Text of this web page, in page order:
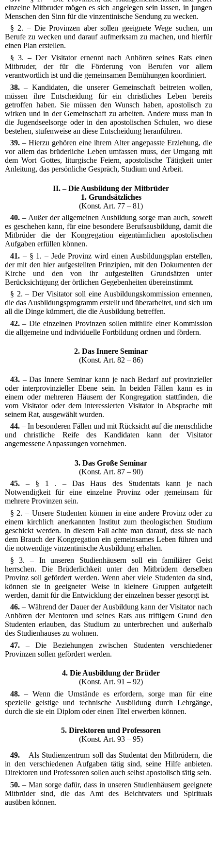
einzelne Mitbruder mögen es sich angelegen sein lassen, in jungen
Menschen den Sinn für die vinzentinische Sendung zu wecken.
§ 2. – Die Provinzen aber sollen geeignete Wege suchen, um
Berufe zu wecken und darauf aufmerksam zu machen, und hierfür
einen Plan erstellen.
§ 3. – Der Visitator ernennt nach Anhören seines Rats einen
Mitbruder, der für die Förderung von Berufen vor allem
verantwortlich ist und die gemeinsamen Bemühungen koordiniert.
38.– Kandidaten, die unserer Gemeinschaft beitreten wollen,
müssen ihre Entscheidung für ein christliches Leben bereits
getroffen haben. Sie müssen den Wunsch haben, apostolisch zu
wirken und in der Gemeinschaft zu arbeiten. Andere muss man in
die Jugendseelsorge oder in den apostolischen Schulen, wo diese
bestehen, stufenweise an diese Entscheidung heranführen.
39.– Hierzu gehören eine ihrem Alter angepasste Erziehung, die
vor allem das brüderliche Leben umfassen muss, der Umgang mit
dem Wort Gottes, liturgische Feiern, apostolische Tätigkeit unter
Anleitung, das persönliche Gespräch, Studium und Arbeit.
II. – Die Ausbildung der Mitbrüder
1. Grundsätzliches
(Konst. Art. 77 – 81)
40. – Außer der allgemeinen Ausbildung sorge man auch, soweit
es geschehen kann, für eine besondere Berufsausbildung, damit die
Mitbrüder die der Kongregation eigentümlichen apostolischen
Aufgaben erfüllen können.
41. – § 1. – Jede Provinz wird einen Ausbildungsplan erstellen,
der mit den hier aufgestellten Prinzipien, mit den Dokumenten der
Kirche und den von ihr aufgestellten Grundsätzen unter
Berücksichtigung der örtlichen Gegebenheiten übereinstimmt.
§ 2. – Der Visitator soll eine Ausbildungskommission ernennen,
die das Ausbildungsprogramm erstellt und überarbeitet, und sich um
all die Dinge kümmert, die die Ausbildung betreffen.
42.– Die einzelnen Provinzen sollen mithilfe einer Kommission
die allgemeine und individuelle Fortbildung ordnen und fördern.
2. Das Innere Seminar
(Konst. Art. 82 – 86)
43. – Das Innere Seminar kann je nach Bedarf auf provinzieller
oder interprovinzieller Ebene sein. In beiden Fällen kann es in
einem oder mehreren Häusern der Kongregation stattfinden, die
vom Visitator oder dem interessierten Visitator in Absprache mit
seinem Rat, ausgewählt wurden.
44. – In besonderen Fällen und mit Rücksicht auf die menschliche
und christliche Reife des Kandidaten kann der Visitator
angemessene Anpassungen vornehmen.
3. Das Große Seminar
(Konst. Art. 87 – 90)
45. – § 1 . – Das Haus des Studentats kann je nach
Notwendigkeit für eine einzelne Provinz oder gemeinsam für
mehrere Provinzen sein.
§ 2. – Unsere Studenten können in eine andere Provinz oder zu
einem kirchlich anerkannten Institut zum theologischen Studium
geschickt werden. In diesem Fall achte man darauf, dass sie nach
dem Brauch der Kongregation ein gemeinsames Leben führen und
die notwendige vinzentinische Ausbildung erhalten.
§ 3. – In unseren Studienhäusern soll ein familiärer Geist
herrschen. Die Brüderlichkeit unter den Mitbrüdern derselben
Provinz soll gefördert werden. Wenn aber viele Studenten da sind,
können sie in geeigneter Weise in kleinere Gruppen aufgeteilt
werden, damit für die Entwicklung der einzelnen besser gesorgt ist.
46.– Während der Dauer der Ausbildung kann der Visitator nach
Anhören der Mentoren und seines Rats aus triftigem Grund den
Studenten erlauben, das Studium zu unterbrechen und außerhalb
des Studienhauses zu wohnen.
47.– Die Beziehungen zwischen Studenten verschiedener
Provinzen sollen gefördert werden.
4. Die Ausbildung der Brüder
(Konst. Art. 91 – 92)
48. – Wenn die Umstände es erfordern, sorge man für eine
spezielle geistige und technische Ausbildung durch Lehrgänge,
durch die sie ein Diplom oder einen Titel erwerben können.
5. Direktoren und Professoren
(Konst. Art. 93 – 95)
49.– Als Studienzentrum soll das Studentat den Mitbrüdern, die
in den verschiedenen Aufgaben tätig sind, seine Hilfe anbieten.
Direktoren und Professoren sollen auch selbst apostolisch tätig sein.
50. – Man sorge dafür, dass in unseren Studienhäusern geeignete
Mitbrüder sind, die das Amt des Beichtvaters und Spirituals
ausüben können.